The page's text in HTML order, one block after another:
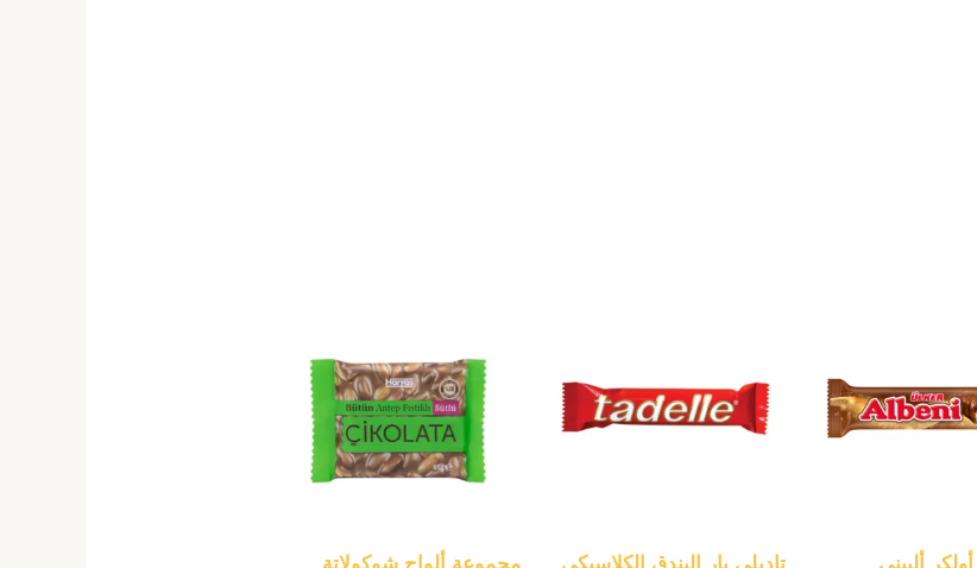
ألبيني
تاديلي بار البندق الكلاسيكي
من
الأشكال
يمكن
مجموعة ألواح شوكولاتة
الأشكال
المختلفة
يمكن